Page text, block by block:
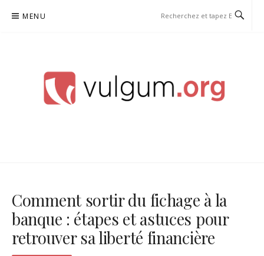
MENU
Comment sortir du fichage à la
banque : étapes et astuces pour
retrouver sa liberté financière